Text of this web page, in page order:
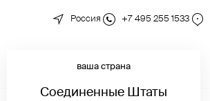
Россия +7 495 255 1533
новинкиваша страна
Соединенные Штаты